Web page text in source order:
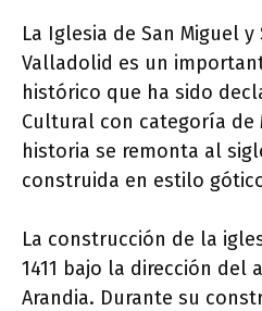
La Iglesia de San Miguel y
Valladolid es un
histórico que ha sido
Cultural con categoría de
historia se remonta al
construida en estilo
La construcción de la
1411 bajo la dirección del
Arandia. Durante su